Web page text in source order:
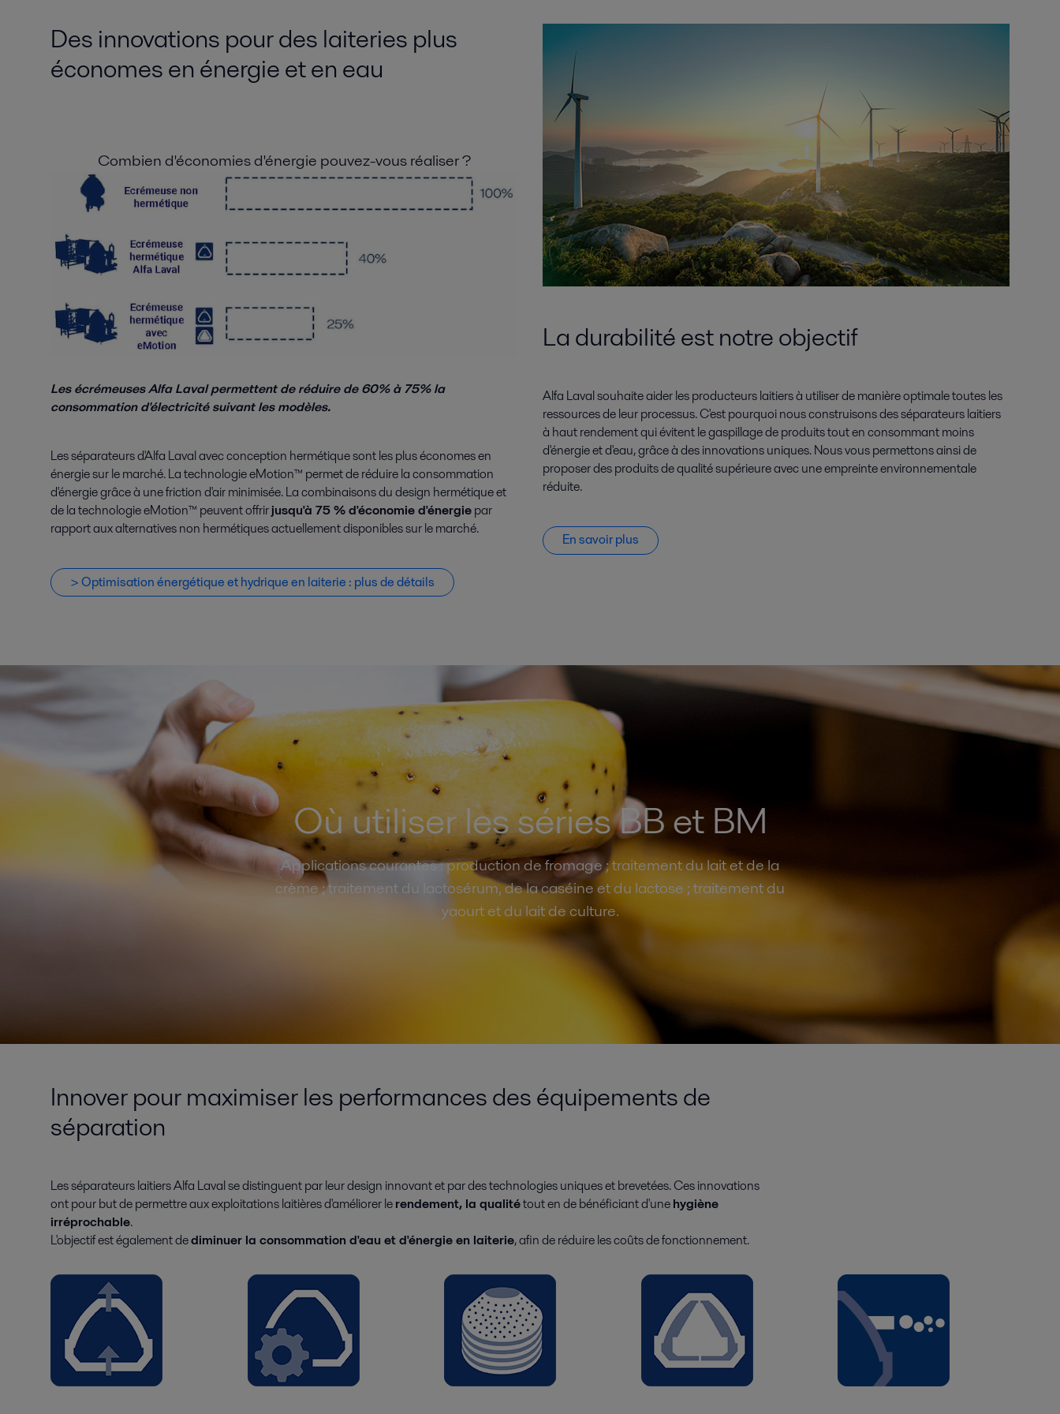
Des innovations pour des laiteries plus
économes en énergie et en eau
Combien d'économies d'énergie pouvez-vous réaliser ?
Les écrémeuses Alfa Laval permettent de réduire de 60% à 75% la
consommation d'électricité suivant les modèles.
Les séparateurs d'Alfa Laval avec conception hermétique sont les plus économes en
énergie sur le marché. La technologie eMotion™ permet de réduire la consommation
d'énergie grâce à une friction d'air minimisée. La combinaisons du design hermétique et
de la technologie eMotion™ peuvent offrirjusqu'à 75 % d'économie d'énergiepar
rapport aux alternatives non hermétiques actuellement disponibles sur le marché.
> Optimisation énergétique et hydrique en laiterie : plus de détails
La durabilité est notre objectif
Alfa Laval souhaite aider les producteurs laitiers à utiliser de manière optimale toutes les
ressources de leur processus. C'est pourquoi nous construisons des séparateurs laitiers
à haut rendement qui évitent le gaspillage de produits tout en consommant moins
d'énergie et d'eau, grâce à des innovations uniques. Nous vous permettons ainsi de
proposer des produits de qualité supérieure avec une empreinte environnementale
réduite.
En savoir plus
Où utiliser les séries BB et BM
Applications courantes : production de fromage ; traitement du lait et de la
crème ; traitement du lactosérum, de la caséine et du lactose ; traitement du
yaourt et du lait de culture.
Innover pour maximiser les performances des équipements de
séparation
Les séparateurs laitiers Alfa Laval se distinguent par leur design innovant et par des technologies uniques et brevetées. Ces innovations
ont pour but de permettre aux exploitations laitières d'améliorer lerendement, la qualitétout en de bénéficiant d'unehygiène
irréprochable.
L'objectif est également dediminuer la consommation d'eau et d'énergie en laiterie, afin de réduire les coûts de fonctionnement.